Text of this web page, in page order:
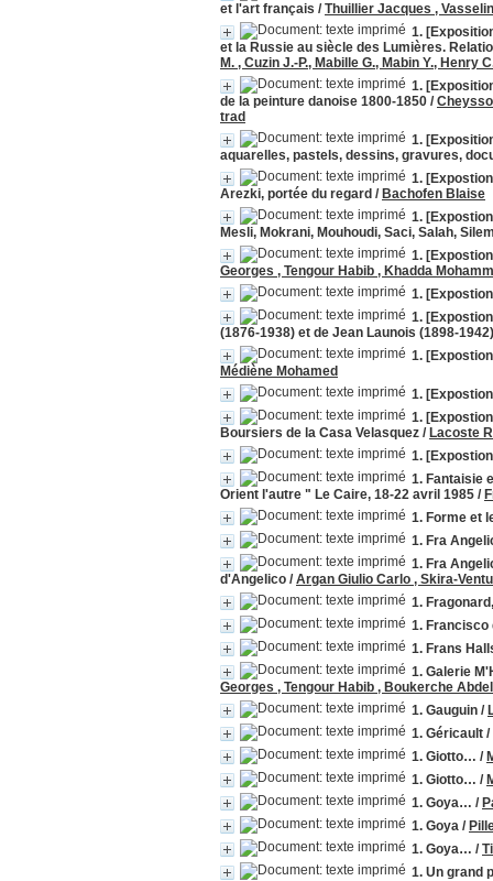
et l'art français /Thuillier Jacques ,
1.
et la Russie au siècle des Lumières.
M. , Cuzin J.-P., Mabille G., Mabin Y., Henry
1.
de la peinture danoise 1800-1850 /
trad
1.
aquarelles, pastels, dessins, gravures,
1.
Arezki, portée du regard / Bachofen Blaise
1.
Mesli, Mokrani, Mouhoudi, Saci, Salah,
1.
Georges , Tengour Habib , Khadda
1.
1.
(1876-1938) et de Jean Launois (1898-
1.
Médiène Mohamed
1.
1.
Boursiers de la Casa Velasquez / Lacoste
1.
1. Fantaisie
Orient l'autre " Le Caire, 18-22 avril 1985 /
1. Forme et
1. Fra
1. Fra
d'Angelico /Argan Giulio Carlo , Skira-
1.
1.
1. Frans
1. Galerie
Georges , Tengour Habib , Boukerche
1. Gauguin /
1. Géricault /
1. Giotto… /
1. Giotto… /
1. Goya… /
1. Goya /
1. Goya… /
1. Un grand